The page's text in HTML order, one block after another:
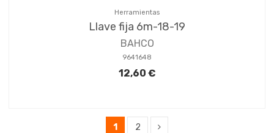
Herramientas
Llave fija 6m-18-19
BAHCO
9641648
12,60 €
1 2